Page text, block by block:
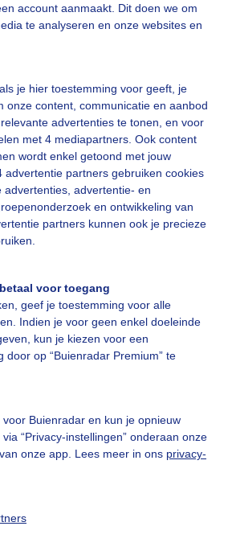
account aanmaakt. Dit doen we om
te analyseren en onze websites en
je hier toestemming voor geeft, je
onze content, communicatie en aanbod
advertenties te tonen, en voor
met 4 mediapartners. Ook content
wordt enkel getoond met jouw
advertentie partners gebruiken cookies
advertentie- en
en ontwikkeling van
partners kunnen ook je precieze
voor toegang
geef je toestemming voor alle
Indien je voor geen enkel doeleinde
kun je kiezen voor een
door op “Buienradar Premium” te
Buienradar en kun je opnieuw
“Privacy-instellingen” onderaan onze
onze app. Lees meer in ons privacy-